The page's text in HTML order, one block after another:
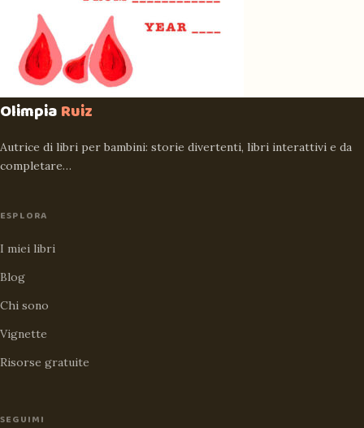
OlimpiaRuiz
Autrice di libri per bambini: storie divertenti, libri interattivi e da
completare…
ESPLORA
I miei libri
Blog
Chi sono
Vignette
Risorse gratuite
SEGUIMI